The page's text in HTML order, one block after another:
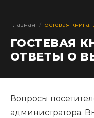
Главная Гостевая
ГОСТЕВАЯ
ОТВЕТЫ О
Вопросы
администратора.